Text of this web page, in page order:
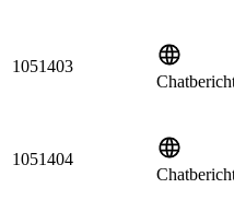
1051403
1051404